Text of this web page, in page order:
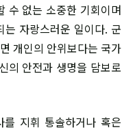
수 없는 소중한 기회이며
자랑스러운 일이다. 군
개인의 안위보다는 국가
의 안전과 생명을 담보로
를 지휘 통솔하거나 혹은